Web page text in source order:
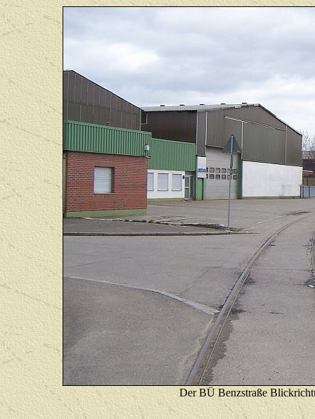
Der BÜ Benzstraße